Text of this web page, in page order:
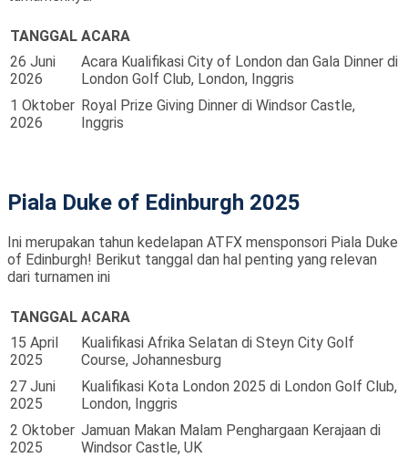
TANGGAL ACARA
26 Juni
2026
Acara Kualifikasi City of London dan Gala Dinner di
London Golf Club, London, Inggris
1 Oktober
2026
Royal Prize Giving Dinner di Windsor Castle,
Inggris
Piala Duke of Edinburgh 2025
Ini merupakan tahun kedelapan ATFX mensponsori Piala Duke
of Edinburgh! Berikut tanggal dan hal penting yang relevan
dari turnamen ini
TANGGAL ACARA
15 April
2025
Kualifikasi Afrika Selatan di Steyn City Golf
Course, Johannesburg
27 Juni
2025
Kualifikasi Kota London 2025 di London Golf Club,
London, Inggris
2 Oktober
2025
Jamuan Makan Malam Penghargaan Kerajaan di
Windsor Castle, UK